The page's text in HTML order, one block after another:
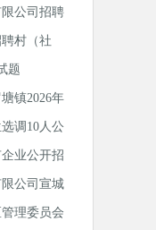
公司招聘
村（社
题
镇2026年
调10人公
业公开招
公司宣城
理委员会